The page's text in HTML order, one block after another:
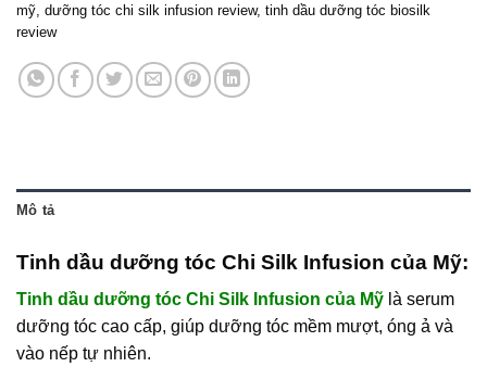
mỹ dưỡng tóc chi silk infusion review, tinh dầu dưỡng tóc biosilk
review
Mô tả
Tinh dầu dưỡng tóc Chi Silk Infusion của Mỹ:
Tinh dầu dưỡng tóc Chi Silk Infusion của Mỹ là serum
dưỡng tóc cao cấp, giúp dưỡng tóc mềm mượt, óng ả và
vào nếp tự nhiên.